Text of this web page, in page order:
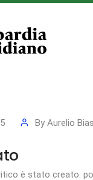
By Aurelio
è stato creato: